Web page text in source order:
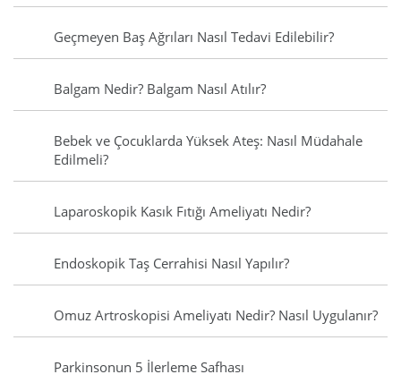
Geçmeyen Baş Ağrıları Nasıl Tedavi Edilebilir?
Balgam Nedir? Balgam Nasıl Atılır?
Bebek ve Çocuklarda Yüksek Ateş: Nasıl Müdahale
Edilmeli?
Laparoskopik Kasık Fıtığı Ameliyatı Nedir?
Endoskopik Taş Cerrahisi Nasıl Yapılır?
Omuz Artroskopisi Ameliyatı Nedir? Nasıl Uygulanır?
Parkinsonun 5 İlerleme Safhası